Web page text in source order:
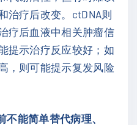
治疗后改变。ctDNA则
疗后血液中相关肿瘤信
提示治疗反应较好；如
，则可能提示复发风险
不能简单替代病理、